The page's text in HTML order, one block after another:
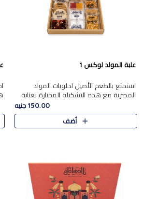
علبة المولد لوكس 1
استمتع بالطعم الأصيل لحلويات المولد
المصرية مع هذه التشكيلة المختارة بعناية
من 9 قطع. تتضمن التشكيلة جوزرية مع
فول،ملبان سادة، ملبان
150.00 جنيه
أضف